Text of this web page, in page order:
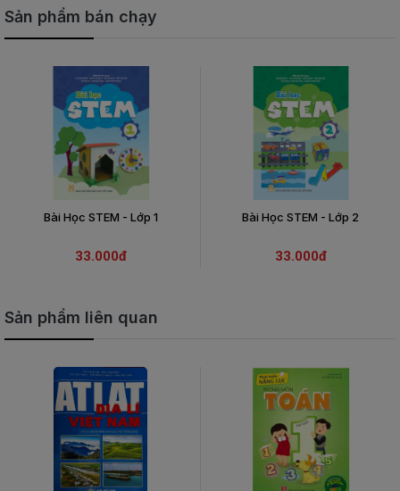
Sản phẩm bán chạy
Bài Học STEM - Lớp 1
33.000đ
Bài Học STEM - Lớp 2
33.000đ
Sản phẩm liên quan